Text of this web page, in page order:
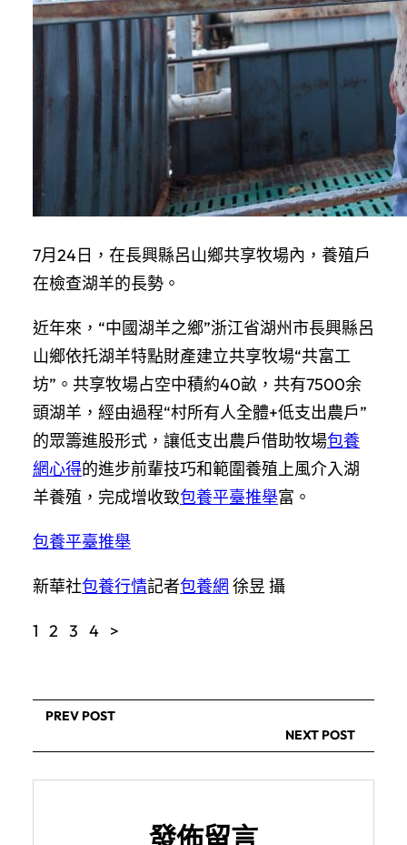
7月24日，在長興縣呂山鄉共享牧場內，養殖戶
在檢查湖羊的長勢。
近年來，“中國湖羊之鄉”浙江省湖州市長興縣呂
山鄉依托湖羊特點財產建立共享牧場“共富工
坊”。共享牧場占空中積約40畝，共有7500余
頭湖羊，經由過程“村所有人全體+低支出農戶”
的眾籌進股形式，讓低支出農戶借助牧場包養
網心得的進步前輩技巧和範圍養殖上風介入湖
羊養殖，完成增收致包養平臺推舉富。
包養平臺推舉
新華社包養行情記者包養網 徐昱 攝
1 2 3 4 >
PREV POST
NEXT POST